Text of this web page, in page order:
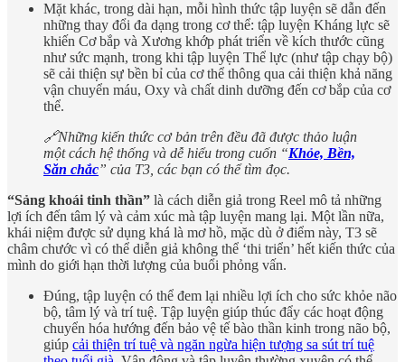
Mặt khác, trong dài hạn, mỗi hình thức tập luyện sẽ dẫn đến
những thay đổi đa dạng trong cơ thể: tập luyện Kháng lực sẽ
khiến Cơ bắp và Xương khớp phát triển về kích thước cũng
như sức mạnh, trong khi tập luyện Thể lực (như tập chạy bộ)
sẽ cải thiện sự bền bỉ của cơ thể thông qua cải thiện khả năng
vận chuyển máu, Oxy và chất dinh dưỡng đến cơ bắp của cơ
thể.
🔗Những kiến thức cơ bản trên đều đã được thảo luận
một cách hệ thống và dễ hiểu trong cuốn “Khỏe, Bền,
Săn chắc” của T3, các bạn có thể tìm đọc.
“Sảng khoái tinh thần” là cách diễn giả trong Reel mô tả những
lợi ích đến tâm lý và cảm xúc mà tập luyện mang lại. Một lần nữa,
khái niệm được sử dụng khá là mơ hồ, mặc dù ở điểm này, T3 sẽ
châm chước vì có thể diễn giả không thể ‘thi triển’ hết kiến thức của
mình do giới hạn thời lượng của buổi phỏng vấn.
Đúng, tập luyện có thể đem lại nhiều lợi ích cho sức khỏe não
bộ, tâm lý và trí tuệ. Tập luyện giúp thúc đẩy các hoạt động
chuyển hóa hướng đến bảo vệ tế bào thần kinh trong não bộ,
giúp cải thiện trí tuệ và ngăn ngừa hiện tượng sa sút trí tuệ